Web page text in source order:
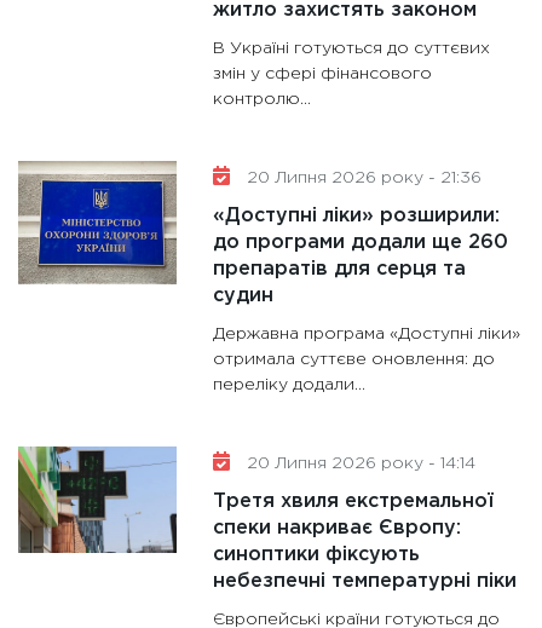
житло захистять законом
В Україні готуються до суттєвих
змін у сфері фінансового
контролю...
20 Липня 2026 року - 21:36
«Доступні ліки» розширили:
до програми додали ще 260
препаратів для серця та
судин
Державна програма «Доступні ліки»
отримала суттєве оновлення: до
переліку додали...
20 Липня 2026 року - 14:14
Третя хвиля екстремальної
спеки накриває Європу:
синоптики фіксують
небезпечні температурні піки
Європейські країни готуються до